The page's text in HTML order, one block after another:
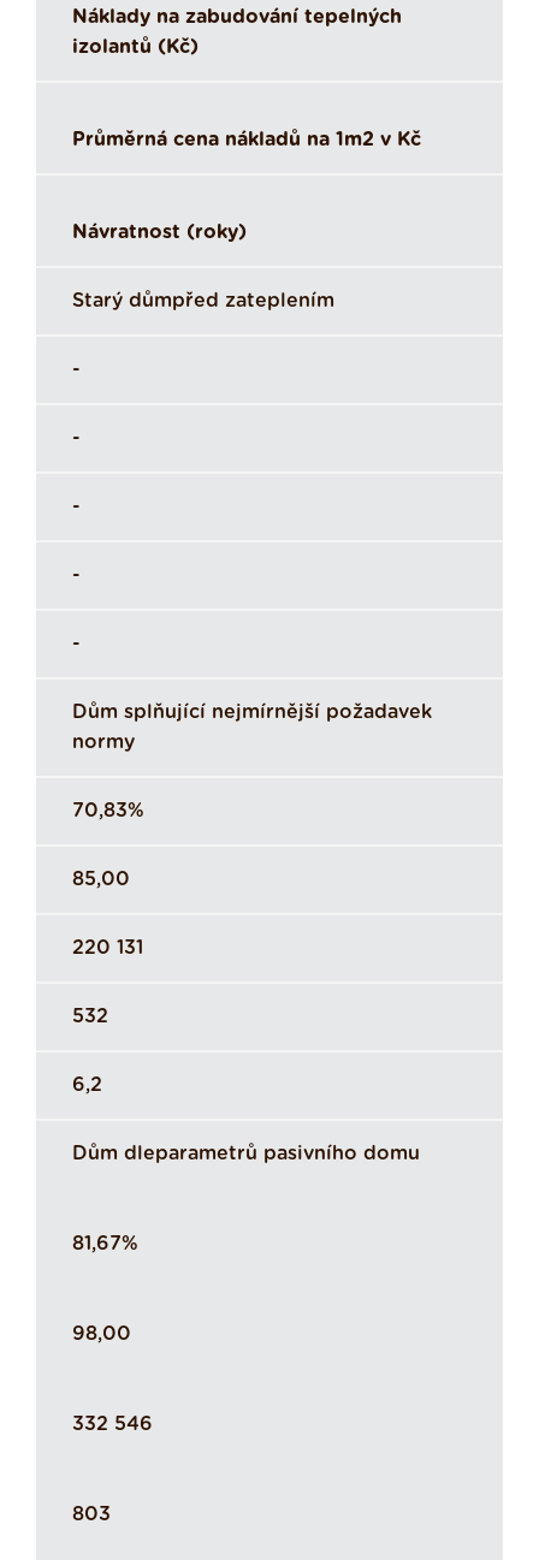
Náklady na zabudování tepelných
izolantů (Kč)
Průměrná cena nákladů na 1m2 v Kč
Návratnost (roky)
Starý důmpřed zateplením
-
-
-
-
-
Dům splňující nejmírnější požadavek
normy
70,83%
85,00
220 131
532
6,2
Dům dleparametrů pasivního domu
81,67%
98,00
332 546
803